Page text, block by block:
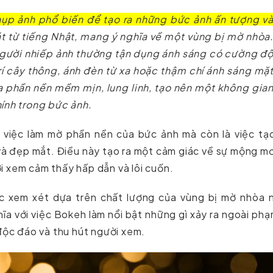
ảnh phổ biến để tạo ra những bức ảnh ấn tượng và
từ tiếng Nhật, mang ý nghĩa về một vùng bị mờ nhòa.
nhiếp ảnh thường tận dụng ánh sáng có cường độ
thông, ánh đèn từ xa hoặc thậm chí ánh sáng mặt
nền mềm mịn, lung linh, tạo nên một không gian
trong bức ảnh.
làm mờ phần nền của bức ảnh mà còn là việc
đẹp mắt. Điều này tạo ra một cảm giác về sự mộng
cảm thấy hấp dẫn và lôi cuốn.
xem xét dựa trên chất lượng của vùng bị mờ nhòa
với việc Bokeh làm nổi bật những gì xảy ra ngoài
đáo và thu hút người xem.